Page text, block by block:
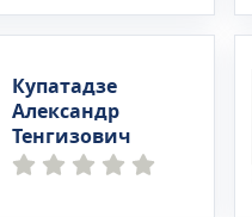
Купатадзе
Александр
Тенгизович